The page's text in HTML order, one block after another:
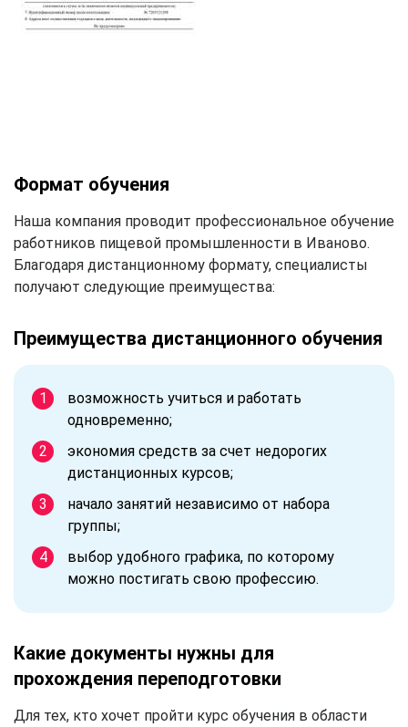
Формат обучения
Наша компания проводит профессиональное обучение
работников пищевой промышленности в Иваново.
Благодаря дистанционному формату, специалисты
получают следующие преимущества:
Преимущества дистанционного обучения
возможность учиться и работать
одновременно;
экономия средств за счет недорогих
дистанционных курсов;
начало занятий независимо от набора
группы;
выбор удобного графика, по которому
можно постигать свою профессию.
Какие документы нужны для
прохождения переподготовки
Для тех, кто хочет пройти курс обучения в области